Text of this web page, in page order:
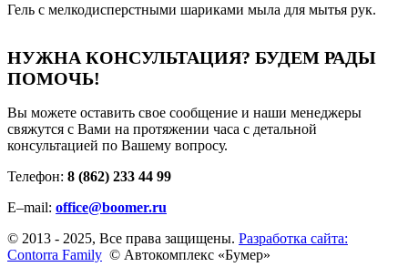
Гель с мелкодисперстными шариками мыла для мытья рук.
НУЖНА КОНСУЛЬТАЦИЯ? БУДЕМ РАДЫ
ПОМОЧЬ!
Вы можете оставить свое сообщение и наши менеджеры
свяжутся с Вами на протяжении часа с детальной
консультацией по Вашему вопросу.
Телефон: 8 (862) 233 44 99
E–mail: office@boomer.ru
© 2013 - 2025, Все права защищены. Разработка сайта:
Contorra Family © Автокомплекс «Бумер»